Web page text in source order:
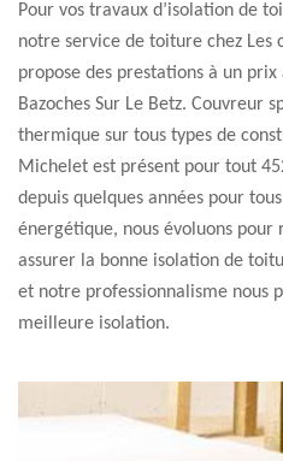
Pour vos travaux d’isolation de
notre service de toiture chez Les
propose des prestations à un
Bazoches Sur Le Betz. Couvreur
thermique sur tous types de
Michelet est présent pour tout
depuis quelques années pour
énergétique, nous évoluons
assurer la bonne isolation de
et notre professionnalisme nous
meilleure isolation.